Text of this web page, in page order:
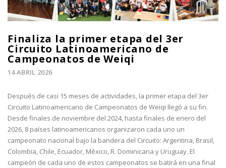
Finaliza la primer etapa del 3er
Circuito Latinoamericano de
Campeonatos de Weiqi
14 ABRIL 2026
Después de casi 15 meses de actividades, la primer etapa del 3er
Circuito Latinoamericano de Campeonatos de Weiqi llegó a su fin.
Desde finales de noviembre del 2024, hasta finales de enero del
2026, 8 países latinoamericanos organizaron cada uno un
campeonato nacional bajo la bandera del Circuito: Argentina, Brasil,
Colombia, Chile, Ecuador, México, R. Dominicana y Uruguay. El
campeón de cada uno de estos campeonatos se batirá en una final